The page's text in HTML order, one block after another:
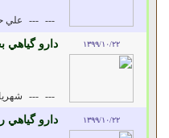
---
--- علي
۱۳۹۹/۱۰/۲۲ دارو گياهي
---
---
۱۳۹۹/۱۰/۲۲ دارو گياهي